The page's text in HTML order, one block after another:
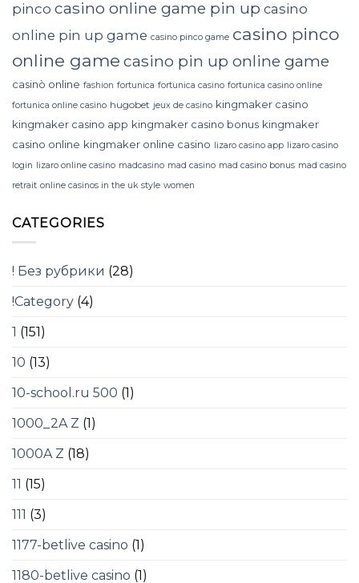
pinco casino online game pin up casino
online pin up game casino pinco game casino pinco
online game casino pin up online game
casinò online fashion fortunica fortunica casino fortunica casino online
fortunica online casino hugobet jeux de casino kingmaker casino
kingmaker casino app kingmaker casino bonus kingmaker
casino online kingmaker online casino lizaro casino app lizaro casino
login lizaro online casino madcasino mad casino mad casino bonus mad casino
retrait online casinos in the uk style women
CATEGORIES
! Без рубрики (28)
!Category (4)
1 (151)
10 (13)
10-school.ru 500 (1)
1000_2A Z (1)
1000A Z (18)
11 (15)
111 (3)
1177-betlive casino (1)
1180-betlive casino (1)